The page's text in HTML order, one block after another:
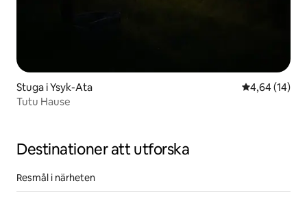
Stuga i Ysyk-Ata 4,64 av 5 i
4,64 (14)
Tutu Hause
Destinationer att utforska
Resmål i närheten